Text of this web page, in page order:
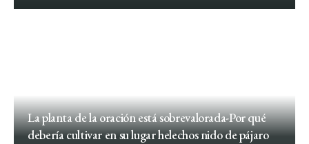
La planta de la oración está sobrevalorada-Por qué
debería cultivar en su lugar helechos nido de pájaro